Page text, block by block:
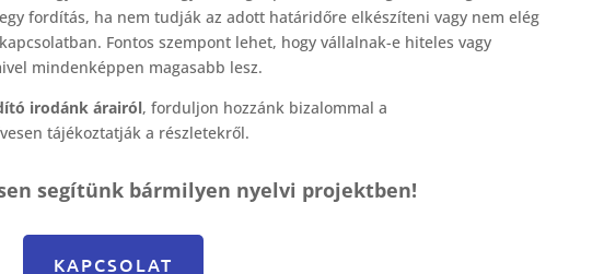
fordítás, ha nem tudják az adott határidőre elkészíteni vagy nem elég
Fontos szempont lehet, hogy vállalnak-e hiteles vagy
mindenképpen magasabb lesz.
irodánk árairól, forduljon hozzánk bizalommal a
tájékoztatják a részletekről.
segítünk bármilyen nyelvi projektben!
KAPCSOLAT